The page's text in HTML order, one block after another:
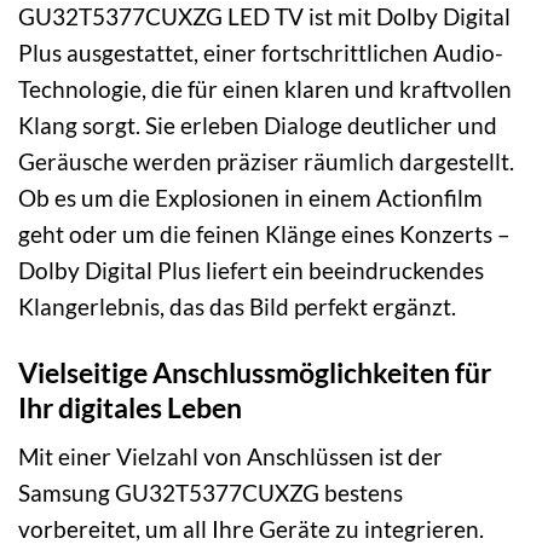
GU32T5377CUXZG LED TV ist mit Dolby Digital
Plus ausgestattet, einer fortschrittlichen Audio-
Technologie, die für einen klaren und kraftvollen
Klang sorgt. Sie erleben Dialoge deutlicher und
Geräusche werden präziser räumlich dargestellt.
Ob es um die Explosionen in einem Actionfilm
geht oder um die feinen Klänge eines Konzerts –
Dolby Digital Plus liefert ein beeindruckendes
Klangerlebnis, das das Bild perfekt ergänzt.
Vielseitige Anschlussmöglichkeiten für
Ihr digitales Leben
Mit einer Vielzahl von Anschlüssen ist der
Samsung GU32T5377CUXZG bestens
vorbereitet, um all Ihre Geräte zu integrieren.